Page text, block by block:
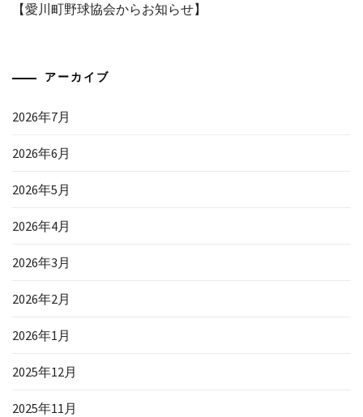
【愛川町野球協会からお知らせ】
アーカイブ
2026年7月
2026年6月
2026年5月
2026年4月
2026年3月
2026年2月
2026年1月
2025年12月
2025年11月